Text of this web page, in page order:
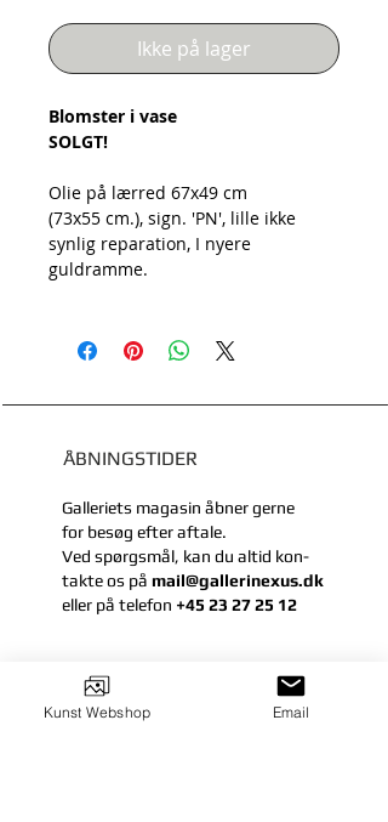
Ikke på lager
Blomster i vase
SOLGT!
Olie på lærred 67x49 cm
(73x55 cm.), sign. 'PN', lille ikke
synlig reparation, I nyere
guldramme.
KONTAKT
ÅBNINGSTIDER
Galleriets magasin åbner gerne
for besøg efter aftale.
Ved spørgsmål, kan du altid kon-
takteos på mail@gallerinexus.dk
eller på telefon +45 23 27 25 12
Kunst Webshop Email